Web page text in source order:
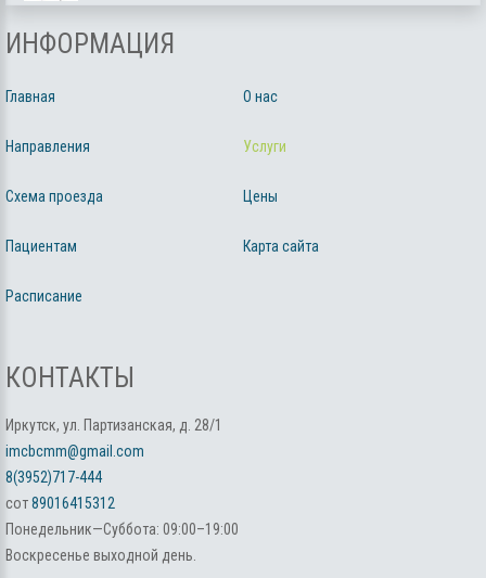
ИНФОРМАЦИЯ
Главная О нас
Направления Услуги
Схема проезда Цены
Пациентам Карта сайта
Расписание
КОНТАКТЫ
Иркутск, ул. Партизанская, д. 28/1
imcbcmm@gmail.com
8(3952)717-444
сот89016415312
Понедельник—Суббота: 09:00–19:00
Воскресенье выходной день.